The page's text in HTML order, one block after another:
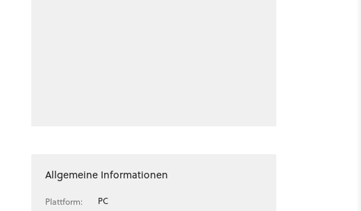
Allgemeine Informationen
Plattform:
PC